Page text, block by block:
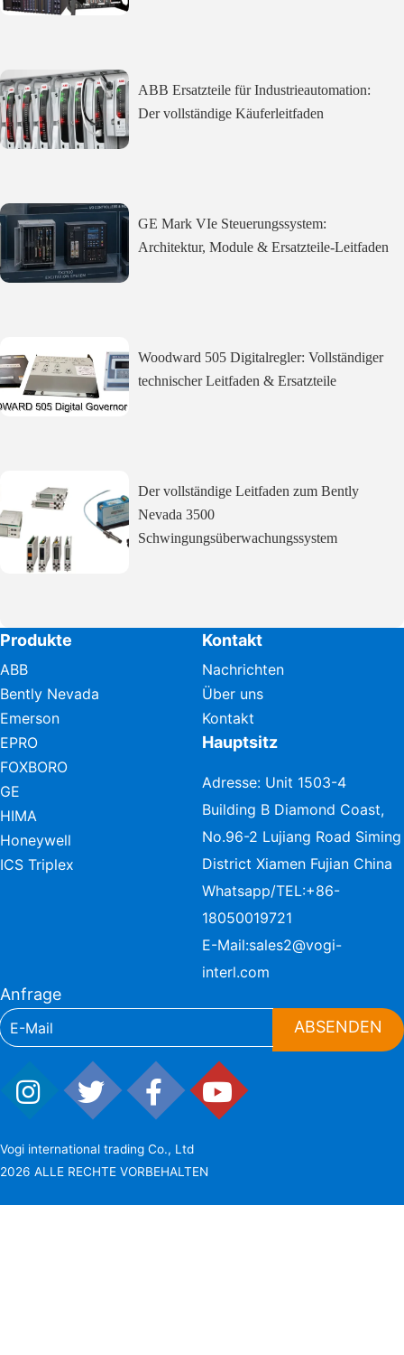
ABB Ersatzteile für Industrieautomation:
Der vollständige Käuferleitfaden
GE Mark VIe Steuerungssystem:
Architektur, Module & Ersatzteile-Leitfaden
Woodward 505 Digitalregler: Vollständiger
technischer Leitfaden & Ersatzteile
Der vollständige Leitfaden zum Bently
Nevada 3500
Schwingungsüberwachungssystem
Produkte
ABB
Bently Nevada
Emerson
EPRO
FOXBORO
GE
HIMA
Honeywell
ICS Triplex
Kontakt
Nachrichten
Über uns
Kontakt
Hauptsitz
Adresse: Unit 1503-4
Building B Diamond Coast,
No.96-2 Lujiang Road Siming
District Xiamen Fujian China
Whatsapp/TEL:+86-
18050019721
E-Mail:sales2@vogi-
interl.com
Anfrage
ABSENDEN
Vogi international trading Co., Ltd
2026 ALLE RECHTE VORBEHALTEN